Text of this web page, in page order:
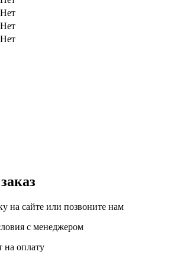
Нет
Нет
Нет
на сайте или позвоните нам
с менеджером
на оплату